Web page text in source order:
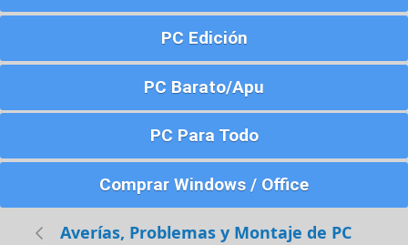
PC Edición
PC Barato/Apu
PC Para Todo
Comprar Windows / Office
Averías, Problemas y Montaje de PC